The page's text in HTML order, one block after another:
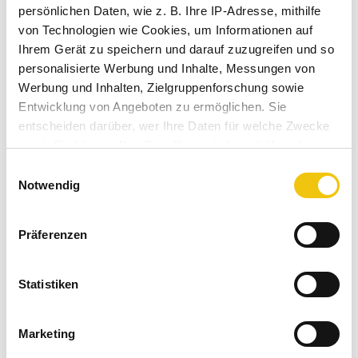
persönlichen Daten, wie z. B. Ihre IP-Adresse, mithilfe
von Technologien wie Cookies, um Informationen auf
Ihrem Gerät zu speichern und darauf zuzugreifen und so
personalisierte Werbung und Inhalte, Messungen von
Werbung und Inhalten, Zielgruppenforschung sowie
Entwicklung von Angeboten zu ermöglichen. Sie
entscheiden darüber, wer Ihre Daten für welche Zwecke
nutzt. Sie können Ihre Einwilligung jederzeit über die
Trigger Symbol ändern oder widerrufen
Informationen über Ihre geografische Lage
können
bestimmten Merkmalen (Fingerprinting) identifizieren
Erfahren Sie mehr darüber, wie Ihre persönlichen Daten
Notwendig
Präferenzen
Statistiken
Marketing
Die Masse aus Baumfasern und Leim wird ins Wasserbad gegeben.